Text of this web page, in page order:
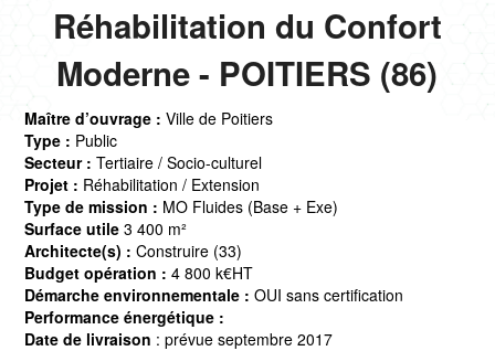
Réhabilitation du Confort
Moderne - POITIERS (86)
Maître d’ouvrage : Ville de Poitiers
Type : Public
Secteur : Tertiaire / Socio-culturel
Projet : Réhabilitation / Extension
Type de mission : MO Fluides (Base + Exe)
Surface utile 3 400 m²
Architecte(s) : Construire (33)
Budget opération : 4 800 k€HT
Démarche environnementale : OUI sans certification
Performance énergétique :
Date de livraison : prévue septembre 2017